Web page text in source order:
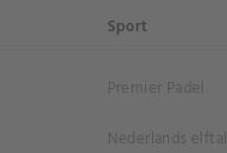
Sport
Premier Padel
Nederlands elftal